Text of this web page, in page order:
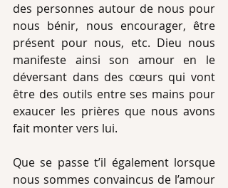
des personnes autour de nous pour
nous bénir, nous encourager, être
présent pour nous, etc. Dieu nous
manifeste ainsi son amour en le
déversant dans des cœurs qui vont
être des outils entre ses mains pour
exaucer les prières que nous avons
fait monter vers lui.
Que se passe t’il également lorsque
nous sommes convaincus de l’amour